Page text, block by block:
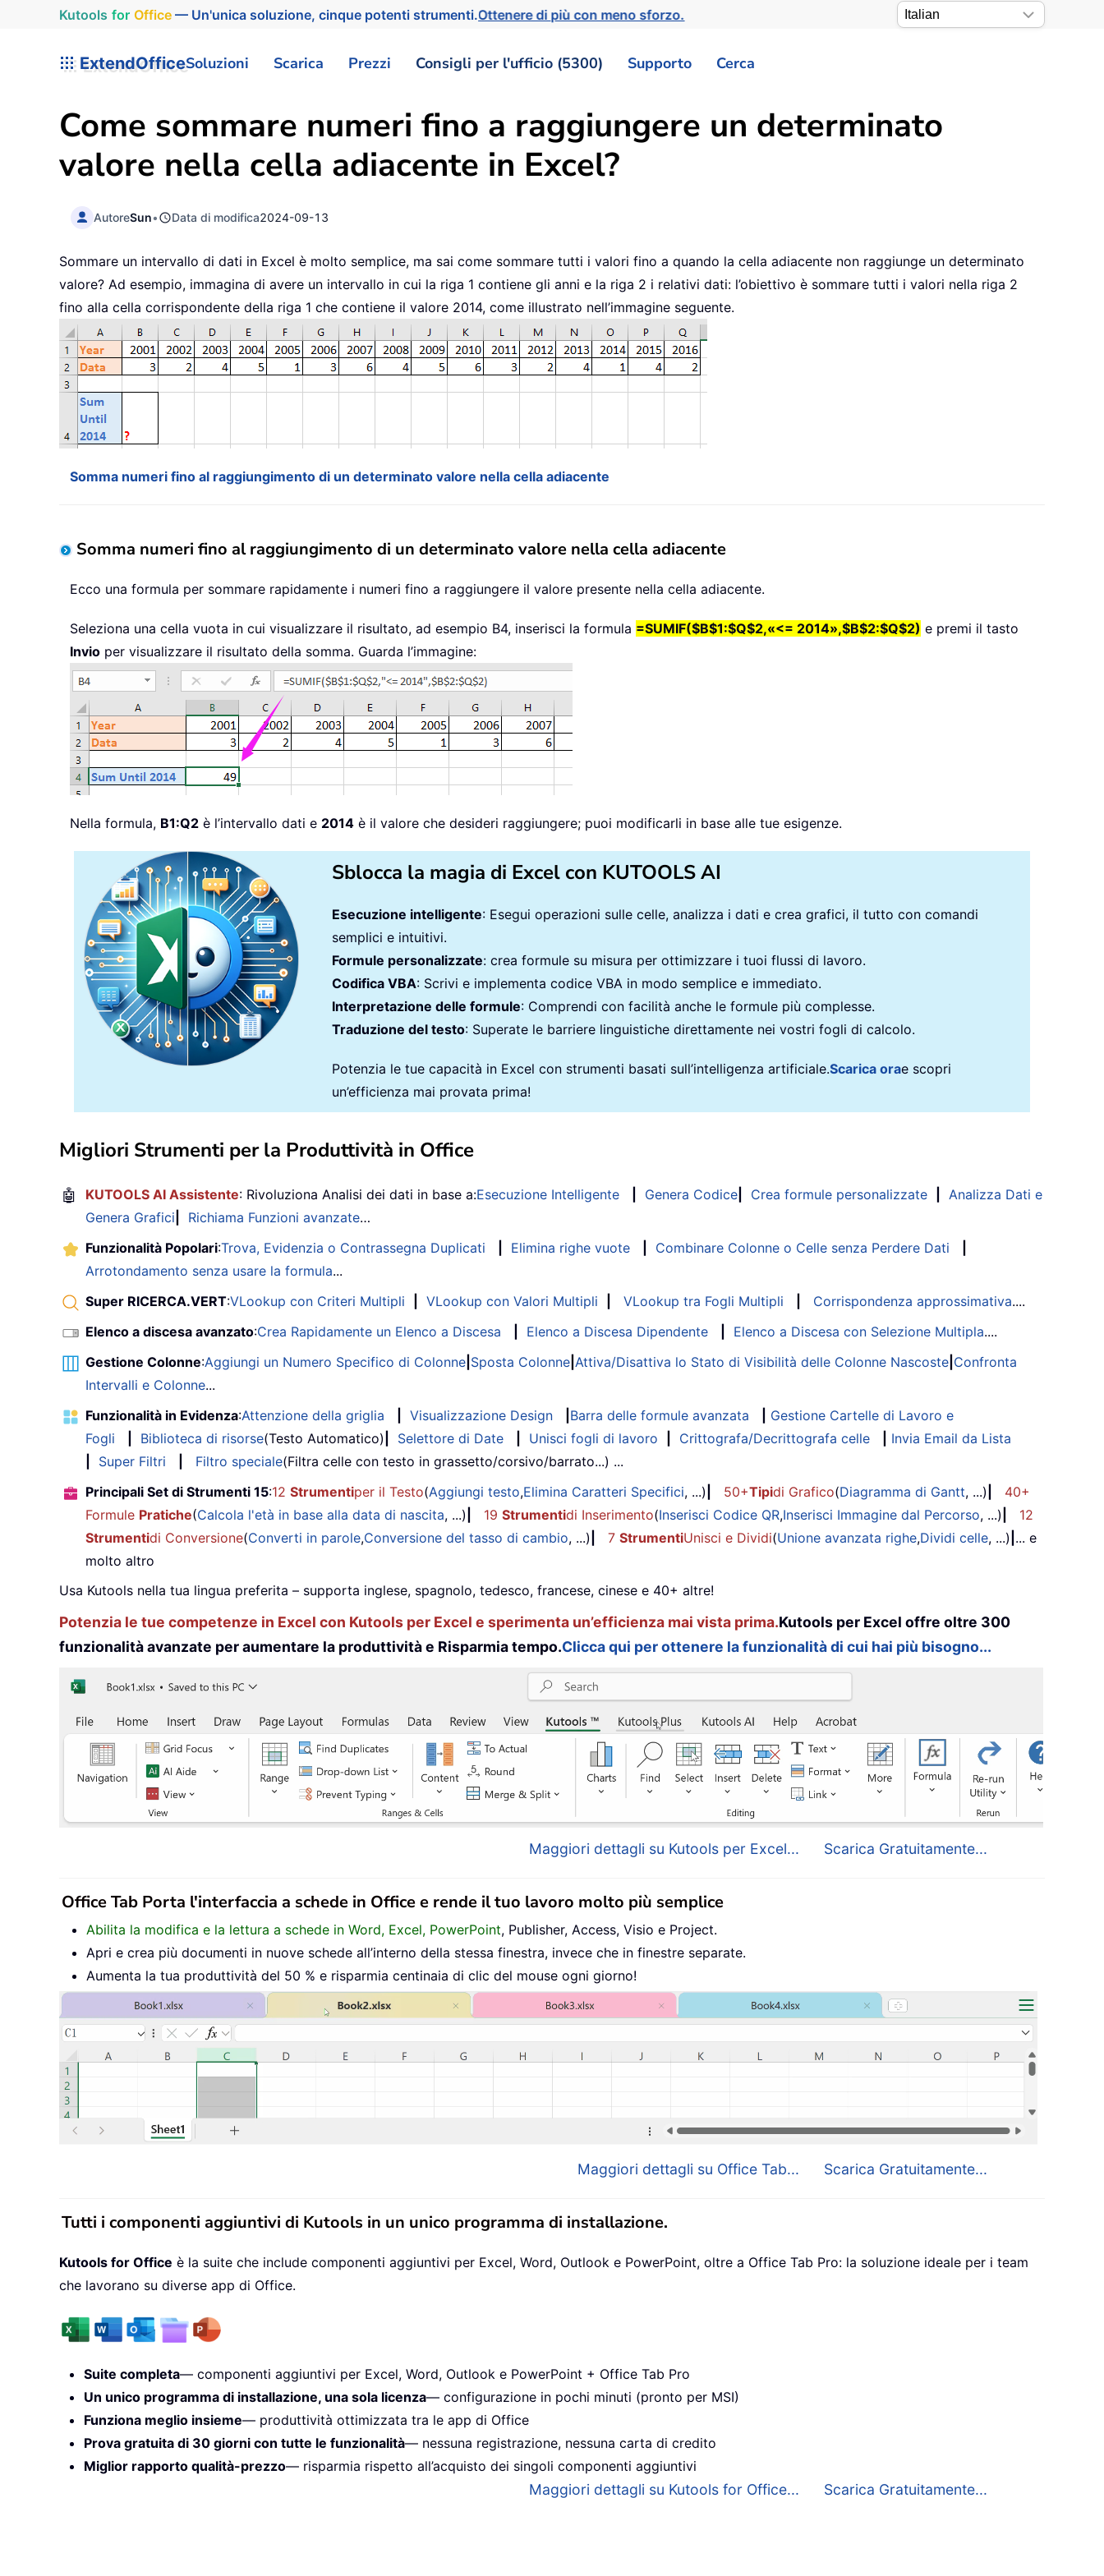
Kutools for Office— Un'unica soluzione, cinque potenti strumenti.Ottenere di più con meno sforzo.
ExtendOfficeSoluzioni Scarica Prezzi Consigli per l'ufficio (5300) Supporto Cerca
Come sommare numeri fino a raggiungere un determinato
valore nella cella adiacente in Excel?
AutoreSun• Data di modifica2024-09-13
Sommare un intervallo di dati in Excel è molto semplice, ma sai come sommare tutti i valori fino a quando la cella adiacente non raggiunge un determinato
valore? Ad esempio, immagina di avere un intervallo in cui la riga 1 contiene gli anni e la riga 2 i relativi dati: l’obiettivo è sommare tutti i valori nella riga 2
fino alla cella corrispondente della riga 1 che contiene il valore 2014, come illustrato nell’immagine seguente.
Somma numeri fino al raggiungimento di un determinato valore nella cella adiacente
Somma numeri fino al raggiungimento di un determinato valore nella cella adiacente
Ecco una formula per sommare rapidamente i numeri fino a raggiungere il valore presente nella cella adiacente.
Seleziona una cella vuota in cui visualizzare il risultato, ad esempio B4, inserisci la formula =SUMIF($B$1:$Q$2,«<= 2014»,$B$2:$Q$2) e premi il tasto
Invio per visualizzare il risultato della somma. Guarda l’immagine:
Nella formula, B1:Q2 è l’intervallo dati e 2014 è il valore che desideri raggiungere; puoi modificarli in base alle tue esigenze.
Sblocca la magia di Excel con KUTOOLS AI
Esecuzione intelligente: Esegui operazioni sulle celle, analizza i dati e crea grafici, il tutto con comandi
semplici e intuitivi.
Formule personalizzate: crea formule su misura per ottimizzare i tuoi flussi di lavoro.
Codifica VBA: Scrivi e implementa codice VBA in modo semplice e immediato.
Interpretazione delle formule: Comprendi con facilità anche le formule più complesse.
Traduzione del testo: Superate le barriere linguistiche direttamente nei vostri fogli di calcolo.
Potenzia le tue capacità in Excel con strumenti basati sull’intelligenza artificiale.Scarica orae scopri
un’efficienza mai provata prima!
Migliori Strumenti per la Produttività in Office
🤖 KUTOOLS AI Assistente: Rivoluziona Analisi dei dati in base a:Esecuzione Intelligente Genera Codice Crea formule personalizzate
Analizza Dati e
Genera Grafici
Richiama Funzioni avanzate…
Funzionalità Popolari:Trova, Evidenzia o Contrassegna Duplicati Elimina righe vuote Combinare Colonne o Celle senza Perdere Dati
Arrotondamento senza usare la formula...
Super RICERCA.VERT:VLookup con Criteri Multipli VLookup con Valori Multipli VLookup tra Fogli Multipli Corrispondenza approssimativa....
Elenco a discesa avanzato:Crea Rapidamente un Elenco a Discesa Elenco a Discesa Dipendente Elenco a Discesa con Selezione Multipla....
Gestione Colonne:Aggiungi un Numero Specifico di Colonne Sposta Colonne Attiva/Disattiva lo Stato di Visibilità delle Colonne Nascoste Confronta
Intervalli e Colonne...
Funzionalità in Evidenza:Attenzione della griglia Visualizzazione Design Barra delle formule avanzata
Gestione Cartelle di Lavoro e
Fogli
Biblioteca di risorse(Testo Automatico) Selettore di Date Unisci fogli di lavoro Crittografa/Decrittografa celle
Invia Email da Lista
Super Filtri Filtro speciale(Filtra celle con testo in grassetto/corsivo/barrato...) ...
Principali Set di Strumenti 15:12 Strumentiper il Testo(Aggiungi testo,Elimina Caratteri Specifici, ...) 50+Tipidi Grafico(Diagramma di Gantt, ...)
40+
Formule Pratiche(Calcola l'età in base alla data di nascita, ...) 19 Strumentidi Inserimento(Inserisci Codice QR,Inserisci Immagine dal Percorso, ...)
12
Strumentidi Conversione(Converti in parole,Conversione del tasso di cambio, ...) 7 StrumentiUnisci e Dividi(Unione avanzata righe,Dividi celle, ...) ... e
molto altro
Usa Kutools nella tua lingua preferita – supporta inglese, spagnolo, tedesco, francese, cinese e 40+ altre!
Potenzia le tue competenze in Excel con Kutools per Excel e sperimenta un’efficienza mai vista prima.Kutools per Excel offre oltre 300
funzionalità avanzate per aumentare la produttività e Risparmia tempo.Clicca qui per ottenere la funzionalità di cui hai più bisogno...
Maggiori dettagli su Kutools per Excel... Scarica Gratuitamente...
Office Tab Porta l'interfaccia a schede in Office e rende il tuo lavoro molto più semplice
Abilita la modifica e la lettura a schede in Word, Excel, PowerPoint, Publisher, Access, Visio e Project.
Apri e crea più documenti in nuove schede all’interno della stessa finestra, invece che in finestre separate.
Aumenta la tua produttività del 50 % e risparmia centinaia di clic del mouse ogni giorno!
Maggiori dettagli su Office Tab... Scarica Gratuitamente...
Tutti i componenti aggiuntivi di Kutools in un unico programma di installazione.
Kutools for Office è la suite che include componenti aggiuntivi per Excel, Word, Outlook e PowerPoint, oltre a Office Tab Pro: la soluzione ideale per i team
che lavorano su diverse app di Office.
Suite completa— componenti aggiuntivi per Excel, Word, Outlook e PowerPoint + Office Tab Pro
Un unico programma di installazione, una sola licenza— configurazione in pochi minuti (pronto per MSI)
Funziona meglio insieme— produttività ottimizzata tra le app di Office
Prova gratuita di 30 giorni con tutte le funzionalità— nessuna registrazione, nessuna carta di credito
Miglior rapporto qualità-prezzo— risparmia rispetto all’acquisto dei singoli componenti aggiuntivi
Maggiori dettagli su Kutools for Office... Scarica Gratuitamente...